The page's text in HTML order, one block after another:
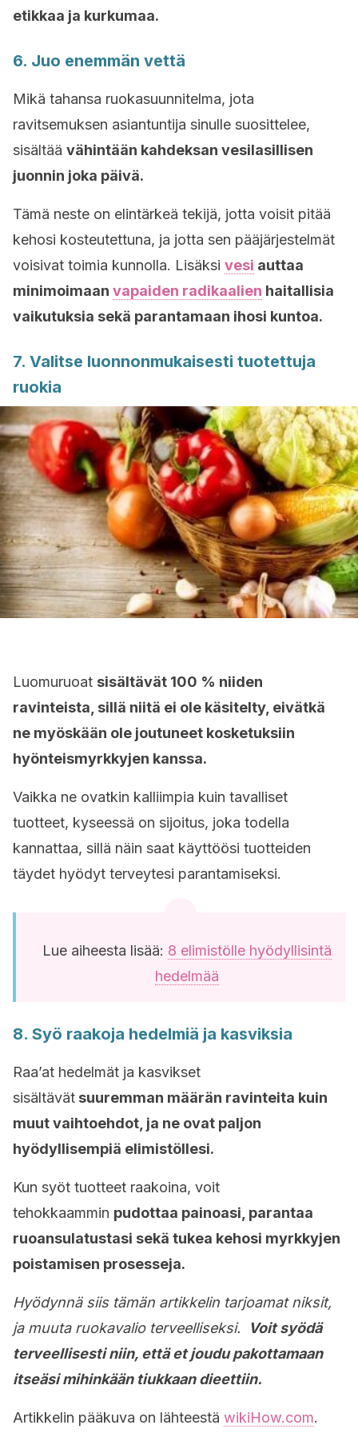
etikkaa ja kurkumaa.
6. Juo enemmän vettä
Mikä tahansa ruokasuunnitelma, jota
ravitsemuksen asiantuntija sinulle suosittelee,
sisältää vähintään kahdeksan vesilasillisen
juonnin joka päivä.
Tämä neste on elintärkeä tekijä, jotta voisit pitää
kehosi kosteutettuna, ja jotta sen pääjärjestelmät
voisivat toimia kunnolla. Lisäksi vesi auttaa
minimoimaan vapaiden radikaalien haitallisia
vaikutuksia sekä parantamaan ihosi kuntoa.
7. Valitse luonnonmukaisesti tuotettuja
ruokia
Luomuruoat sisältävät 100 % niiden
ravinteista, sillä niitä ei ole käsitelty, eivätkä
ne myöskään ole joutuneet kosketuksiin
hyönteismyrkkyjen kanssa.
Vaikka ne ovatkin kalliimpia kuin tavalliset
tuotteet, kyseessä on sijoitus, joka todella
kannattaa, sillä näin saat käyttöösi tuotteiden
täydet hyödyt terveytesi parantamiseksi.
Lue aiheesta lisää: 8 elimistölle hyödyllisintä
hedelmää
8. Syö raakoja hedelmiä ja kasviksia
Raa’at hedelmät ja kasvikset
sisältävät suuremman määrän ravinteita kuin
muut vaihtoehdot, ja ne ovat paljon
hyödyllisempiä elimistöllesi.
Kun syöt tuotteet raakoina, voit
tehokkaammin pudottaa painoasi, parantaa
ruoansulatustasi sekä tukea kehosi myrkkyjen
poistamisen prosesseja.
Hyödynnä siis tämän artikkelin tarjoamat niksit,
ja muuta ruokavalio terveelliseksi.
Voit syödä
terveellisesti niin, että et joudu pakottamaan
itseäsi mihinkään tiukkaan dieettiin.
Artikkelin pääkuva on lähteestä wikiHow.com.